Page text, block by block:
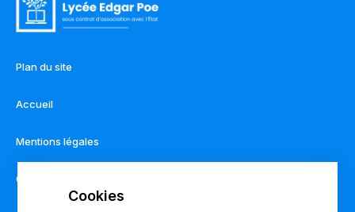
Plan du site
Accueil
Mentions légales
Contact